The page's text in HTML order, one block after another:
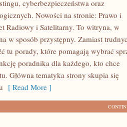
cyberbezpieczeństwa oraz
Nowości na stronie: Prawo i
Radiowy i Satelitarny. To witryna, w
w sposób przystępny. Zamiast
tu porady, które pomagają wybrać
poradnika dla każdego, kto chce
Główna tematyka strony skupia się
[ Read More ]